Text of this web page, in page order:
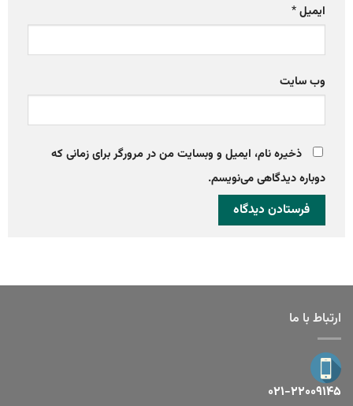
ایمیل*
وب‌ سایت
ذخیره نام، ایمیل و وبسایت من در مرورگر برای زمانی که
دوباره دیدگاهی می‌نویسم.
ارتباط با ما
۰۲۱-۲۲۰۰۹۱۴۵